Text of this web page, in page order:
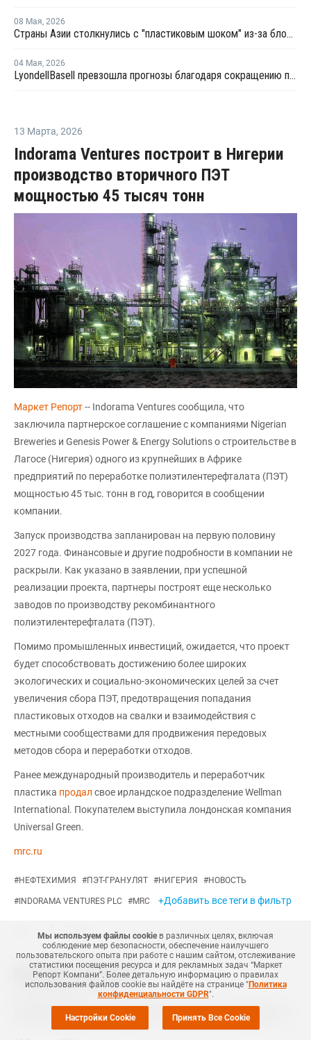
08 Мая, 2026
Страны Азии столкнулись с "пластиковым шоком" из-за блокады Ормузского пролива
04 Мая, 2026
LyondellBasell превзошла прогнозы благодаря сокращению поставок в результате войны с Ираном и повышению рентабельности
13 Марта, 2026
Indorama Ventures построит в Нигерии
производство вторичного ПЭТ
мощностью 45 тысяч тонн
Маркет Репорт-- Indorama Ventures сообщила, что
заключила партнерское соглашение с компаниями Nigerian
Breweries и Genesis Power & Energy Solutions о строительстве в
Лагосе (Нигерия) одного из крупнейших в Африке
предприятий по переработке полиэтилентерефталата (ПЭТ)
мощностью 45 тыс. тонн в год, говорится в сообщении
компании.
Запуск производства запланирован на первую половину
2027 года. Финансовые и другие подробности в компании не
раскрыли. Как указано в заявлении, при успешной
реализации проекта, партнеры построят еще несколько
заводов по производству рекомбинантного
полиэтилентерефталата (ПЭТ).
Помимо промышленных инвестиций, ожидается, что проект
будет способствовать достижению более широких
экологических и социально-экономических целей за счет
увеличения сбора ПЭТ, предотвращения попадания
пластиковых отходов на свалки и взаимодействия с
местными сообществами для продвижения передовых
методов сбора и переработки отходов.
Ранее международный производитель и переработчик
пластика продал свое ирландское подразделение Wellman
International. Покупателем выступила лондонская компания
Universal Green.
mrc.ru
#НЕФТЕХИМИЯ #ПЭТ-ГРАНУЛЯТ #НИГЕРИЯ #НОВОСТЬ
#INDORAMA VENTURES PLC #MRC +Добавить все теги в фильтр
Похожие новости
Мы используем файлы cookieв различных целях, включая
соблюдение мер безопасности, обеспечение наилучшего
пользовательского опыта при работе с нашим сайтом, отслеживание
статистики посещения ресурса и для рекламных задач “Маркет
Репорт Компани”. Более детальную информацию о правилах
использования файлов cookie вы найдёте на странице "Политика
конфиденциальности GDPR".
Настройки Cookie Принять Все Cookie